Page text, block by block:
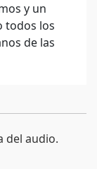
y un
todos los
de las